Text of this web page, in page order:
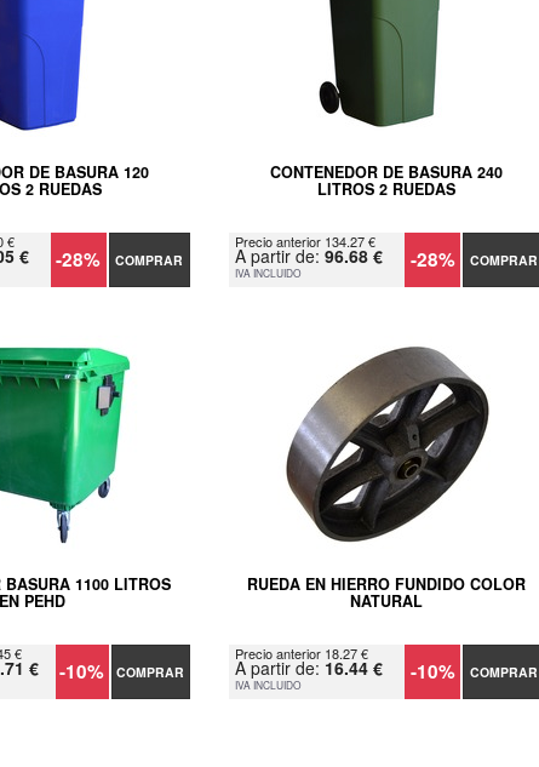
DE BASURA 120
2 RUEDAS
€
€ -28% COMPRAR
CONTENEDOR DE BASURA 240
LITROS 2 RUEDAS
Precio anterior 134.27 €
A partir de: 96.68 €
IVA INCLUIDO -28% COMPRAR
BASURA 1100 LITROS
EN PEHD
€
€ -10% COMPRAR
RUEDA EN HIERRO FUNDIDO COLOR
NATURAL
Precio anterior 18.27 €
A partir de: 16.44 €
IVA INCLUIDO -10% COMPRAR